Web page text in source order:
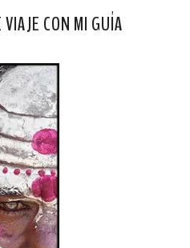
CON MI GUÍA